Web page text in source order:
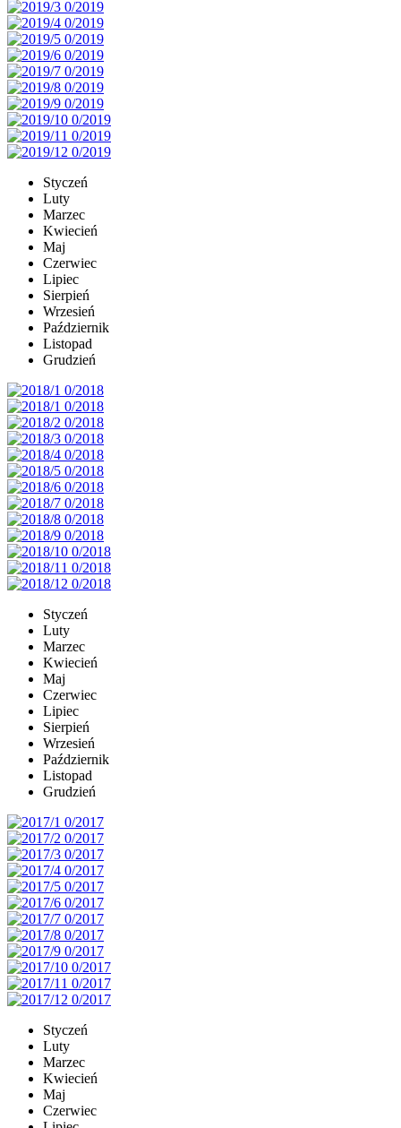
Styczeń
Luty
Marzec
Kwiecień
Maj
Czerwiec
Lipiec
Sierpień
Wrzesień
Październik
Listopad
Grudzień
Styczeń
Luty
Marzec
Kwiecień
Maj
Czerwiec
Lipiec
Sierpień
Wrzesień
Październik
Listopad
Grudzień
Styczeń
Luty
Marzec
Kwiecień
Maj
Czerwiec